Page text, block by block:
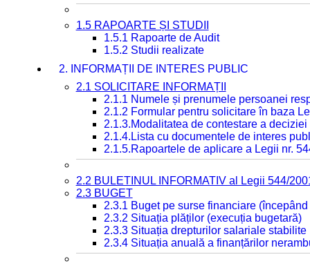
1.5 RAPOARTE ȘI STUDII
1.5.1 Rapoarte de Audit
1.5.2 Studii realizate
2. INFORMAȚII DE INTERES PUBLIC
2.1 SOLICITARE INFORMAȚII
2.1.1 Numele și prenumele persoanei
2.1.2 Formular pentru solicitare în baza
2.1.3.Modalitatea de contestare a
2.1.4.Lista cu documentele de interes
2.1.5.Rapoartele de aplicare a Legii nr.
2.2 BULETINUL INFORMATIV al Legii 544/
2.3 BUGET
2.3.1 Buget pe surse financiare
2.3.2 Situația plăților (execuția bugetară)
2.3.3 Situația drepturilor salariale
2.3.4 Situația anuală a finanțărilor